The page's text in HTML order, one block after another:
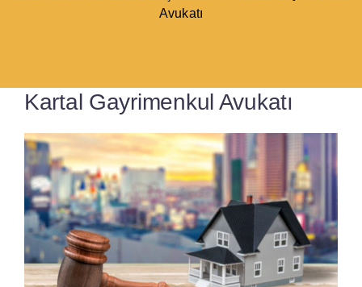
Avukatı
Kartal Gayrimenkul Avukatı